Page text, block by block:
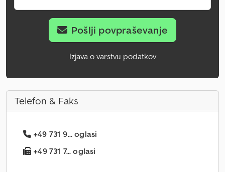
Pošlji povpraševanje
Izjava o varstvu podatkov
Telefon & Faks
+49 731 9... oglasi
+49 731 7... oglasi